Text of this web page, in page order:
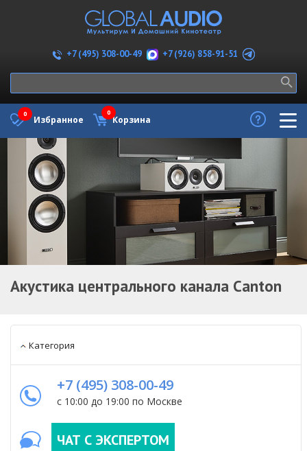
+7 (495) 308-00-49 +7 (926) 858-91-51
Избранное
0
Корзина
0
Акустика центрального канала Canton
Категория
+7 (495) 308-00-49
с 10:00 до 19:00 по Москве
ЧАТ С ЭКСПЕРТОМ